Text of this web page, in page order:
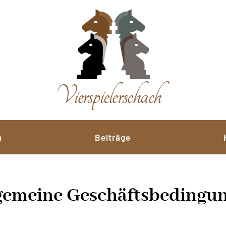
Beiträge